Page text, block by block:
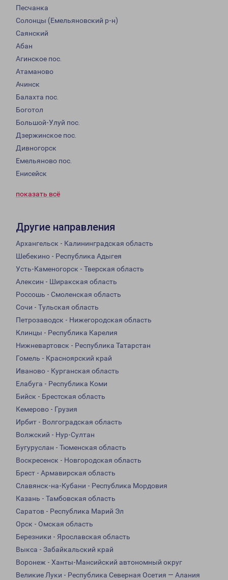
Песчанка
Солонцы (Емельяновский р-н)
Саянский
Абан
Агинское пос.
Атаманово
Ачинск
Балахта пос.
Боготол
Большой-Улуй пос.
Дзержинское пос.
Дивногорск
Емельяново пос.
Енисейск
показать всё
Другие направления
Архангельск - Калининградская область
Шебекино - Республика Адыгея
Усть-Каменогорск - Тверская область
Алексин - Ширакская область
Россошь - Смоленская область
Сочи - Тульская область
Петрозаводск - Нижегородская область
Клинцы - Республика Карелия
Нижневартовск - Республика Татарстан
Гомель - Красноярский край
Иваново - Курганская область
Елабуга - Республика Коми
Бийск - Брестская область
Кемерово - Грузия
Ирбит - Волгоградская область
Волжский - Нур-Султан
Бугуруслан - Тюменская область
Воскресенск - Новгородская область
Брест - Армавирская область
Славянск-на-Кубани - Республика Мордовия
Казань - Тамбовская область
Саратов - Республика Марий Эл
Орск - Омская область
Березники - Ярославская область
Выкса - Забайкальский край
Воронеж - Ханты-Мансийский автономный округ
Великие Луки - Республика Северная Осетия — Алания